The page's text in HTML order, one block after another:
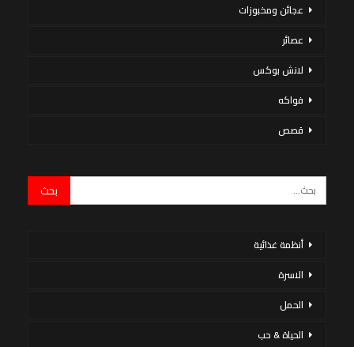
عجائن ومخبوزات
عصائر
لانش بوكس
فواكه
قصص
أنظمة غذائية
الاسرة
الحمل
الحياة & حب